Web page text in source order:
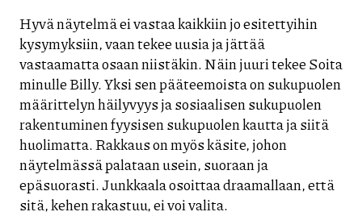
Hyvä näytelmä ei vastaa kaikkiin jo esitettyihin
kysymyksiin, vaan tekee uusia ja jättää
vastaamatta osaan niistäkin. Näin juuri tekee Soita
minulle Billy. Yksi sen pääteemoista on sukupuolen
määrittelyn häilyvyys ja sosiaalisen sukupuolen
rakentuminen fyysisen sukupuolen kautta ja siitä
huolimatta. Rakkaus on myös käsite, johon
näytelmässä palataan usein, suoraan ja
epäsuorasti. Junkkaala osoittaa draamallaan, että
sitä, kehen rakastuu, ei voi valita.